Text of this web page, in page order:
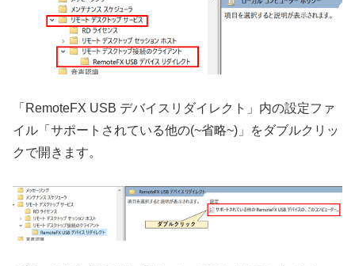
「RemoteFX USB デバイスリダイレクト」内の設定ファ
イル「サポートされている他の(~省略~)」をダブルクリッ
クで開きます。